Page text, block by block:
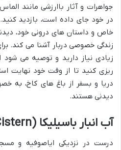
جواهرات و آثار باارزشی مانند
در خود جای داده است، بازدید
خاص و داستان های درونی خود،
زندگی خصوصی دربار آشنا می کند.
زیادی نیاز دارید و توصیه می شود
ریزی کنید تا از وقت خود نهایت
دریا و بسفر از باغ های کاخ، به
دیدنی هستند.
آب انبار باسیلیکا (Basilica Cistern)
درست در نزدیکی ایاصوفیه و